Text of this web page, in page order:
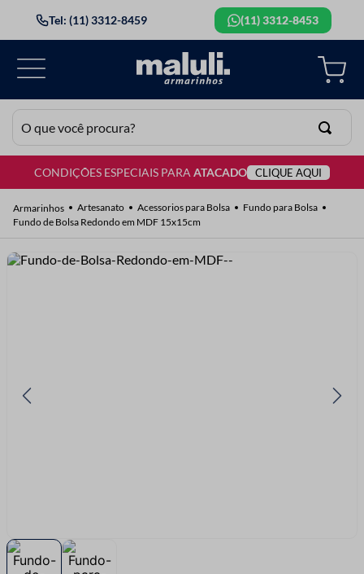
Tel: (11) 3312-8459 (11) 3312-8453
O que você procura?
CONDIÇÕES ESPECIAIS PARAATACADO CLIQUE AQUI
Artesanato Acessorios para Bolsa
Fundo para Bolsa
Fundo de Bolsa Redondo em MDF 15x15cm
TERMOS MAIS BUSCADOS
2º
barbante
3º
botão
8º